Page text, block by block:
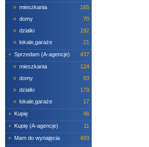
» mieszkania
165
» domy
70
» dzialki
192
» lokale,garaże
21
+ Sprzedam (A-agencje)
437
» mieszkania
124
» domy
93
» dzialki
179
» lokale,garaże
17
+ Kupię
46
+ Kupię (A-agencje)
11
+ Mam do wynajęcia
493